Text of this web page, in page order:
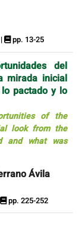
pp. 13-25
del
mirada inicial
pactado y lo
of the
look from the
and what was
Ávila
pp. 225-252